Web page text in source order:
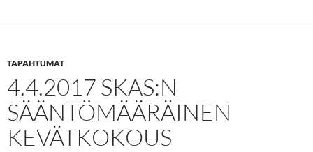
TAPAHTUMAT
4.4.2017 SKAS:N
SÄÄNTÖMÄÄRÄINEN
KEVÄTKOKOUS